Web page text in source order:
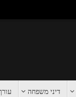
דיני משפחה